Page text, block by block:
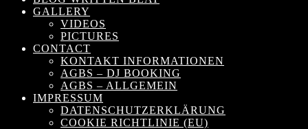
GALLERY
VIDEOS
PICTURES
CONTACT
KONTAKT INFORMATIONEN
AGBS – DJ BOOKING
AGBS – ALLGEMEIN
IMPRESSUM
DATENSCHUTZERKLÄRUNG
COOKIE RICHTLINIE (EU)